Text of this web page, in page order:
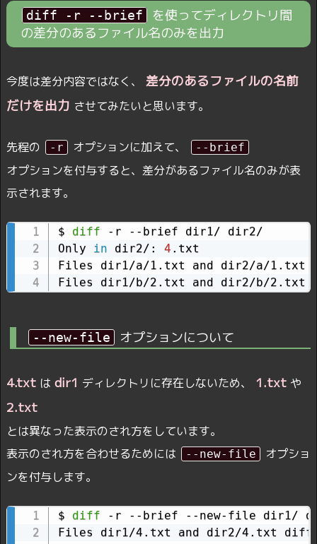
diff -r --brief
を使ってディレクトリ間
の差分のあるファイル名のみを出力
今度は差分内容ではなく、 差分のあるファイルの名前
だけを出力 させてみたいと思います。
先程の -r オプションに加えて、 --brief
オプションを付与すると、差分があるファイル名のみが表
示されます。
$ diff -r --brief dir1/ dir2/
Only in dir2/: 4 .txt
Files dir1/a/1.txt and dir2/a/1.txt
Files dir1/b/2.txt and dir2/b/2.txt
--new-file オプションについて
4.txt は dir1 ディレクトリに存在しないため、 1.txt や
2.txt
とは異なった表示のされ方をしています。
表示のされ方を合わせるためには
--new-file
オプショ
ンを付与します。
$ diff -r --brief --new-file dir1/
Files dir1/4.txt and dir2/4.txt